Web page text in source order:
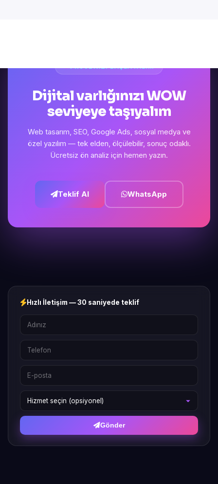
Dijital varlığınızı WOW
seviyeye taşıyalım
Web tasarım, SEO, Google Ads, sosyal medya ve
özel yazılım — tek elden, ölçülebilir, sonuç odaklı.
Ücretsiz ön analiz için hemen yazın.
Teklif Al WhatsApp
Hızlı İletişim — 30 saniyede teklif
Gönder